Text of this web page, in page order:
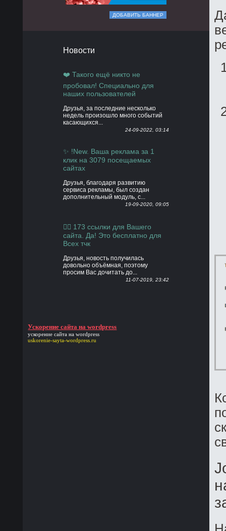
ДОБАВИТЬ БАННЕР
Новости
❤️ Такого ещё никто не
пробовал! Специально для
наших пользователей
Друзья, за последние несколько
недель произошло много событий
касающихся...
24-09-2022, 03:14
✨ !New. Ваша реклама за 1
клик на 3079 посещаемых
сайтах
Друзья, благодаря развитию
сервиса рекламы, был создан
дополнительный модуль, с...
19-09-2020, 09:05
👍🏻 173 ссылки для Вашего
сайта. Да! Это бесплатно для
Всех тчк
Друзья, новость получилась
довольно объёмная, поэтому
просим Вас дочитать до...
11-07-2019, 23:42
Ускорение сайта на wordpress
ускорение сайта на wordpress
uskorenie-sayta-wordpress.ru